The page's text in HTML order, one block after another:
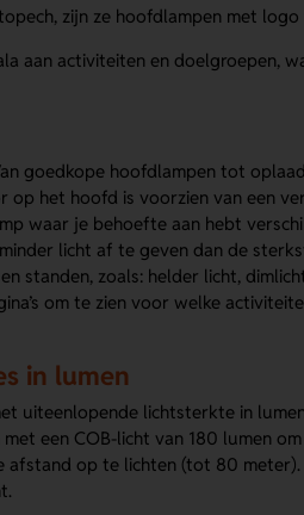
zijn ze hoofdlampen met logo
aan activiteiten en doelgroepen,
goedkope hoofdlampen tot
het hoofd is voorzien van een
waar je behoefte aan hebt
licht af te geven dan de
standen, zoals: helder licht,
om te zien voor welke
in lumen
uiteenlopende lichtsterkte in
een COB-licht van 180 lumen
op te lichten (tot 80